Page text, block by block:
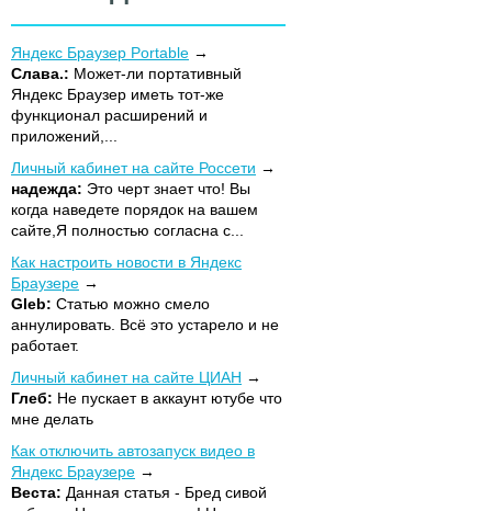
Яндекс Браузер Portable
Слава.: Может-ли портативный
Яндекс Браузер иметь тот-же
функционал расширений и
приложений,...
Личный кабинет на сайте Россети
надежда: Это черт знает что! Вы
когда наведете порядок на вашем
сайте,Я полностью согласна с...
Как настроить новости в Яндекс
Браузере
Gleb: Статью можно смело
аннулировать. Всё это устарело и не
работает.
Личный кабинет на сайте ЦИАН
Глеб: Не пускает в аккаунт ютубе что
мне делать
Как отключить автозапуск видео в
Яндекс Браузере
Веста: Данная статья - Бред сивой